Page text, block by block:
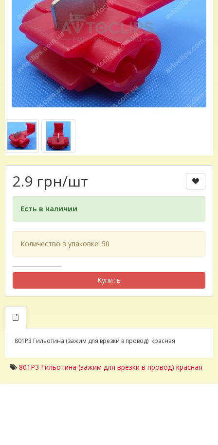
2.9 грн/шт
Есть в наличии
Количество в упаковке: 50
Купить
801P3 Гильотина (зажим для врезки в провод) красная
801P3 Гильотина (зажим для врезки в провод) красная